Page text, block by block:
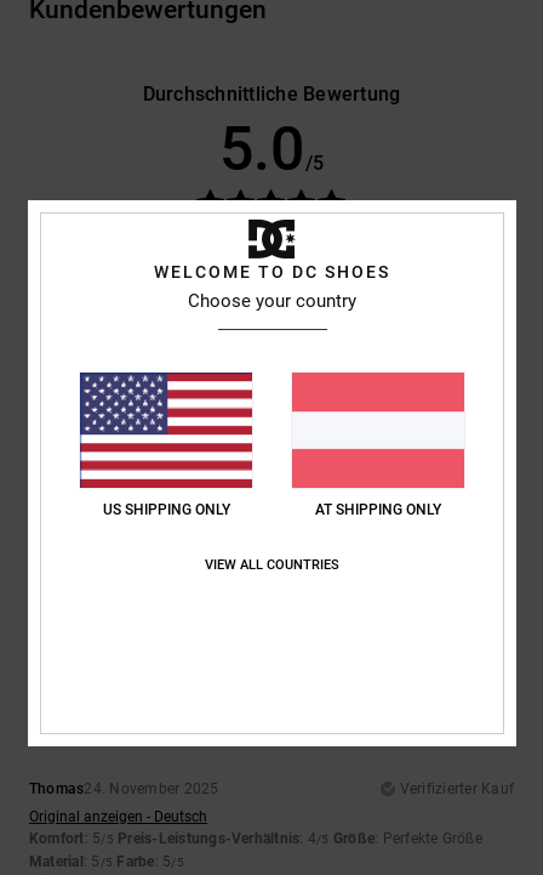
Kundenbewertungen
Durchschnittliche Bewertung
5.0 /5
2 verifizierten Bewertungen
100% unserer Kunden empfehlen dieses Produkt
Größe
Zu klein Zu groß
Thomas24. November 2025
Verifizierter Kauf
Original anzeigen - Deutsch
Komfort: 5/5 Preis-Leistungs-Verhältnis: 4/5 Größe: Perfekte Größe
Material : 5 /5 Farbe: 5/5
WELCOME TO DC SHOES
Choose your country
US SHIPPING ONLY AT SHIPPING ONLY
VIEW ALL COUNTRIES